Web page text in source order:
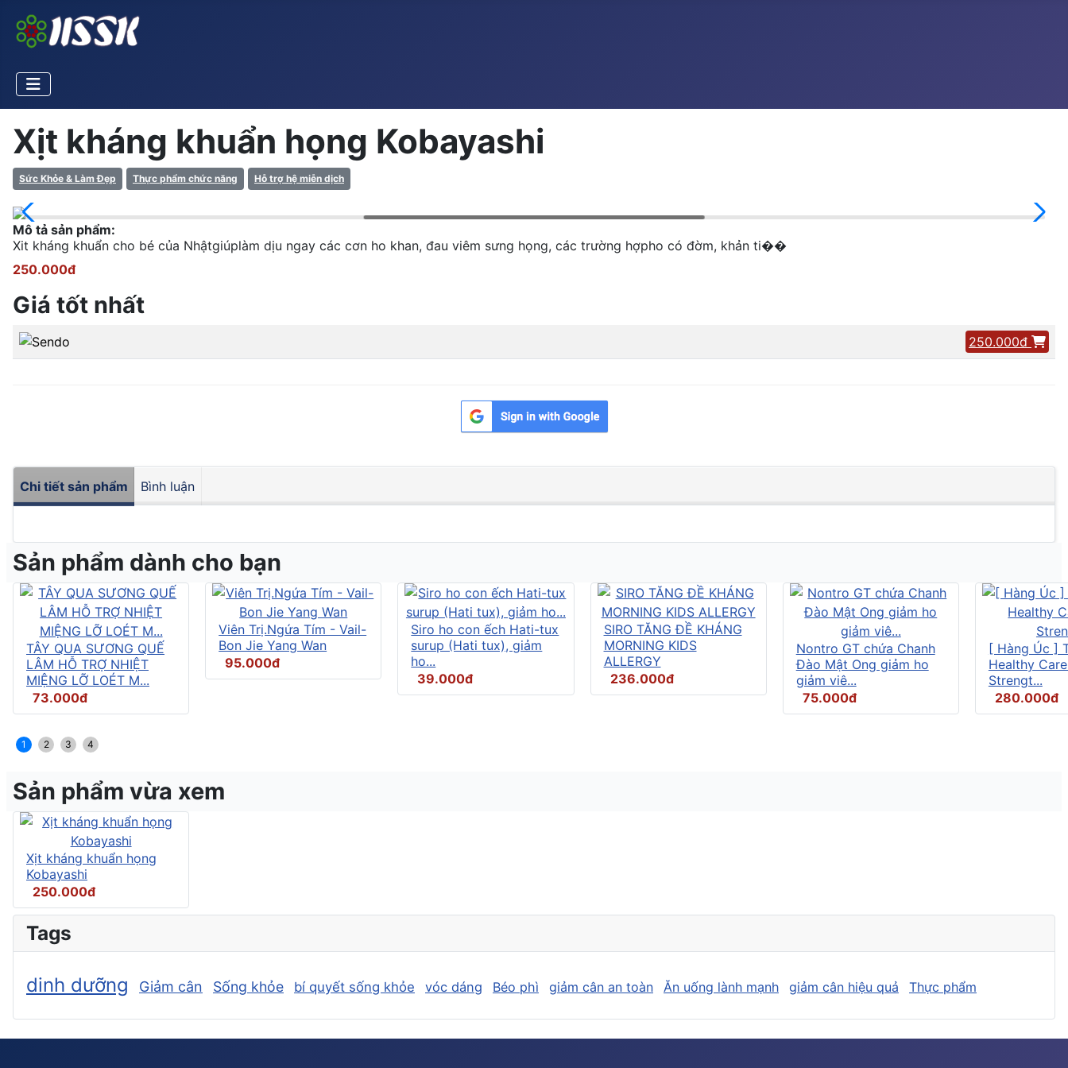
Xịt kháng khuẩn họng Kobayashi
Sức Khỏe & Làm Đẹp Thực phẩm chức năng Hỗ trợ hệ miễn dịch
Mô tả sản phẩm:
Xit kháng khuẩn cho bé của Nhậtgiúplàm dịu ngay các cơn ho khan, đau viêm sưng họng, các trường hợpho có đờm, khản ti��
250.000đ
Giá tốt nhất
250.000đ
Chi tiết sản phẩm Bình luận
Sản phẩm dành cho bạn
TÂY QUA SƯƠNG QUẾ
LÂM HỖ TRỢ NHIỆT
MIỆNG LỠ LOÉT M...
73.000đ
Viên Trị.Ngứa Tím - Vail-
Bon Jie Yang Wan
95.000đ
Siro ho con ếch Hati-tux
surup (Hati tux), giảm
ho...
39.000đ
SIRO TĂNG ĐỀ KHÁNG
MORNING KIDS
ALLERGY
236.000đ
Nontro GT chứa Chanh
Đào Mật Ong giảm ho
giảm viê...
75.000đ
[ Hàng Úc ]
Healthy
Strengt...
280.000đ
1 2 3 4
Sản phẩm vừa xem
Xịt kháng khuẩn họng
Kobayashi
250.000đ
Tags
dinh dưỡng Giảm cân Sống khỏe bí quyết sống khỏe vóc dáng Béo phì giảm cân an toàn Ăn uống lành mạnh giảm cân hiệu quả Thực phẩm